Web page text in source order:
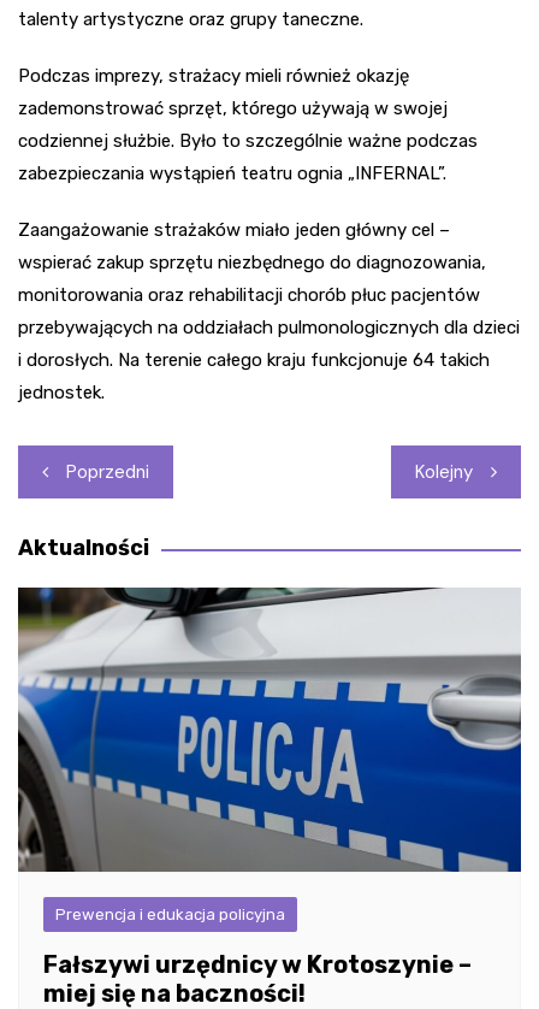
talenty artystyczne oraz grupy taneczne.
Podczas imprezy, strażacy mieli również okazję
zademonstrować sprzęt, którego używają w swojej
codziennej służbie. Było to szczególnie ważne podczas
zabezpieczania wystąpień teatru ognia „INFERNAL”.
Zaangażowanie strażaków miało jeden główny cel –
wspierać zakup sprzętu niezbędnego do diagnozowania,
monitorowania oraz rehabilitacji chorób płuc pacjentów
przebywających na oddziałach pulmonologicznych dla dzieci
i dorosłych. Na terenie całego kraju funkcjonuje 64 takich
jednostek.
Nawigacja
wpisu
Poprzedni Kolejny
Aktualności
Prewencja i edukacja policyjna
Fałszywi urzędnicy w Krotoszynie –
miej się na baczności!